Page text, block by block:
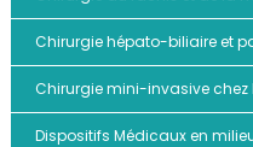
Chirurgie hépato-biliaire et
Chirurgie mini-invasive chez
Dispositifs Médicaux en